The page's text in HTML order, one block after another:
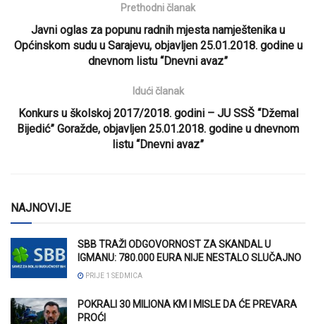
Prethodni članak
Javni oglas za popunu radnih mjesta namještenika u
Općinskom sudu u Sarajevu, objavljen 25.01.2018. godine u
dnevnom listu “Dnevni avaz”
Idući članak
Konkurs u školskoj 2017/2018. godini – JU SSŠ “Džemal
Bijedić” Goražde, objavljen 25.01.2018. godine u dnevnom
listu “Dnevni avaz”
NAJNOVIJE
SBB TRAŽI ODGOVORNOST ZA SKANDAL U
IGMANU: 780.000 EURA NIJE NESTALO SLUČAJNO
PRIJE 1 SEDMICA
POKRALI 30 MILIONA KM I MISLE DA ĆE PREVARA
PROĆI